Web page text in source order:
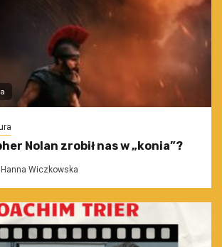
Nolan zrobił nas w „konia”?
Hanna Wiczkowska